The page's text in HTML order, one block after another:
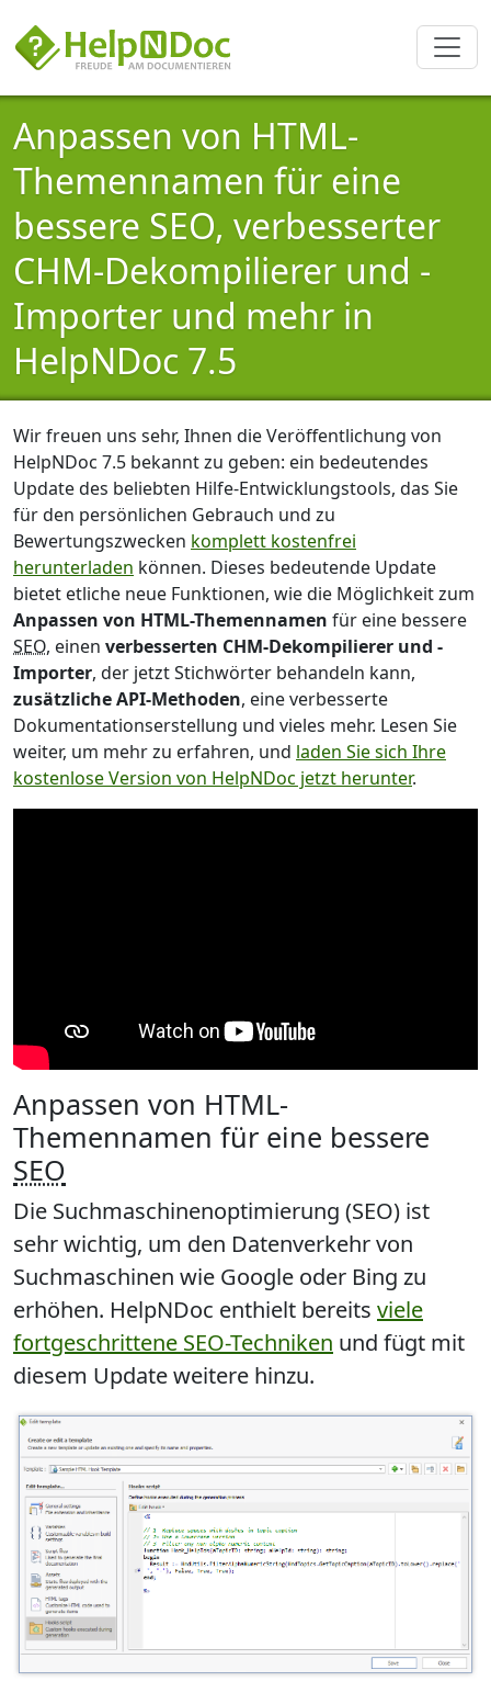
Anpassen von HTML-
Themennamen für eine
bessere SEO, verbesserter
CHM-Dekompilierer und -
Importer und mehr in
HelpNDoc 7.5
Wir freuen uns sehr, Ihnen die Veröffentlichung von
HelpNDoc 7.5 bekannt zu geben: ein bedeutendes
Update des beliebten Hilfe-Entwicklungstools, das Sie
für den persönlichen Gebrauch und zu
Bewertungszwecken komplett kostenfrei
herunterladen können. Dieses bedeutende Update
bietet etliche neue Funktionen, wie die Möglichkeit zum
Anpassen von HTML-Themennamen für eine bessere
SEO, einen verbesserten CHM-Dekompilierer und -
Importer, der jetzt Stichwörter behandeln kann,
zusätzliche API-Methoden, eine verbesserte
Dokumentationserstellung und vieles mehr. Lesen Sie
weiter, um mehr zu erfahren, und laden Sie sich Ihre
kostenlose Version von HelpNDoc jetzt herunter.
Anpassen von HTML-
Themennamen für eine bessere
SEO
Die Suchmaschinenoptimierung (SEO) ist
sehr wichtig, um den Datenverkehr von
Suchmaschinen wie Google oder Bing zu
erhöhen. HelpNDoc enthielt bereits viele
fortgeschrittene SEO-Techniken und fügt mit
diesem Update weitere hinzu.